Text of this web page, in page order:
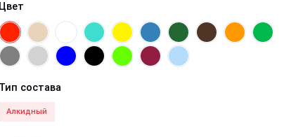
Цвет
Тип состава
Алкидный